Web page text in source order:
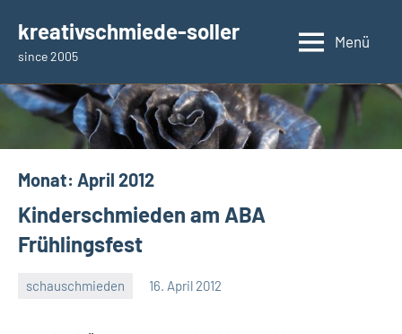
Inhalt
springen
kreativschmiede-soller
since 2005
Menü
Monat: April 2012
Kinderschmieden am ABA
Frühlingsfest
schauschmieden 16. April 2012